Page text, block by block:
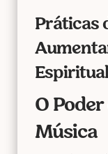
Práticas
Espiritual
O
Música